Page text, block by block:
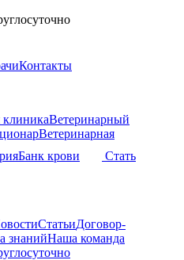
Контакты
клиникаВетеринарный
Ветеринарная
Банк крови
Стать
СтатьиДоговор-
знанийНаша команда